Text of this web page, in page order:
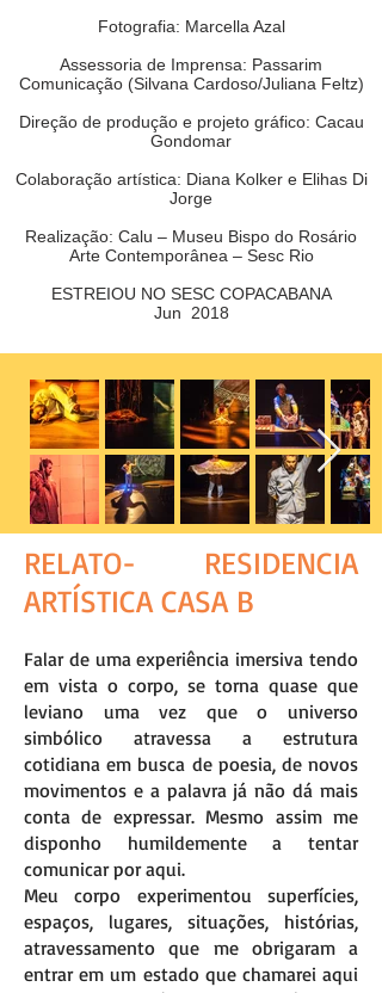
Fotografia: Marcella Azal
Assessoria de Imprensa: Passarim
Comunicação (Silvana Cardoso/Juliana Feltz)
Direção de produção e projeto gráfico: Cacau
Gondomar
Colaboração artística: Diana Kolker e Elihas Di
Jorge
Realização: Calu – Museu Bispo do Rosário
Arte Contemporânea – Sesc Rio
ESTREIOU NO SESC COPACABANA
Jun 2018
RELATO- RESIDENCIA
ARTÍSTICA CASA B
Falar de uma experiência imersiva tendo
em vista o corpo, se torna quase que
leviano uma vez que o universo
simbólico atravessa a estrutura
cotidiana em busca de poesia, de novos
movimentos e a palavra já não dá mais
conta de expressar. Mesmo assim me
disponho humildemente a tentar
comunicar por aqui.
Meu corpo experimentou superfícies,
espaços, lugares, situações, histórias,
atravessamento que me obrigaram a
entrar em um estado que chamarei aqui